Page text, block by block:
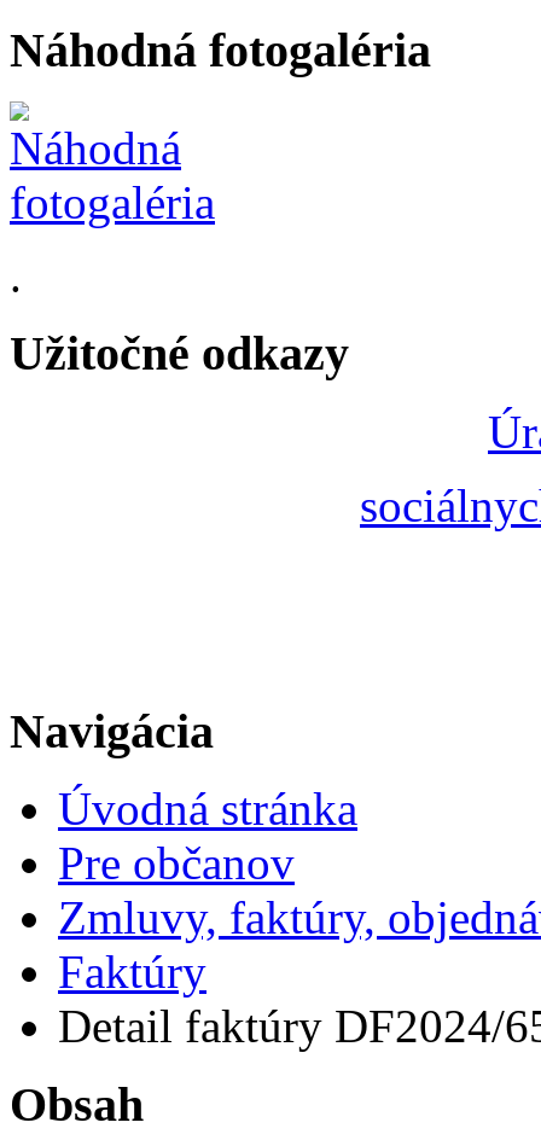
Náhodná fotogaléria
.
Užitočné odkazy
Navigácia
Úvodná stránka
Pre občanov
Zmluvy, faktúry,
Faktúry
Detail faktúry DF2024/
Obsah